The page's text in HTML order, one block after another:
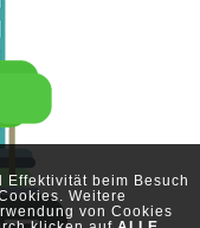
Effektivität beim Besuch
Weitere
von Cookies